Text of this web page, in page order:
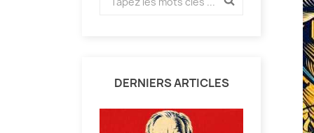
DERNIERS ARTICLES